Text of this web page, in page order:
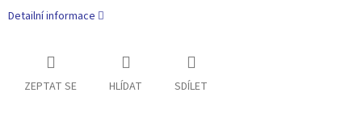
Detailní informace
ZEPTAT SE HLÍDAT SDÍLET